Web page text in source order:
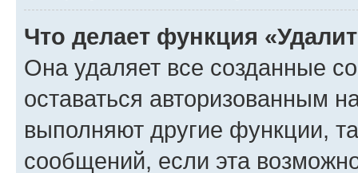
Что делает функция
Она удаляет все созданные
оставаться авторизованным
выполняют другие функции,
сообщений, если эта